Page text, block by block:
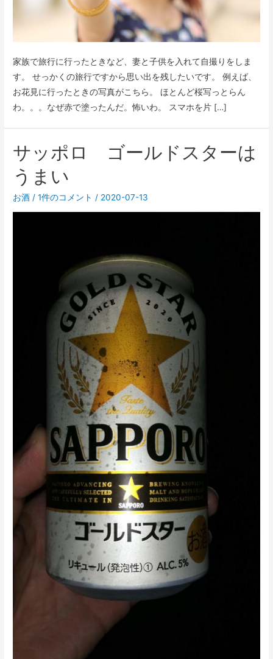
家族で旅行に行ったときなど、妻と子供を入れて自撮りをしま
す。 せっかくの旅行ですから思い出を残したいです。 例えば、
お花見に行ったときの写真がこちら。 ほとんど桜写っとらん
わ。。。なぜ赤で塗ったんだ。怖いわ。 スマホを片 […]
サッポロ ゴールドスターは
うまい
お酒 /1件のコメント / 2020-07-13